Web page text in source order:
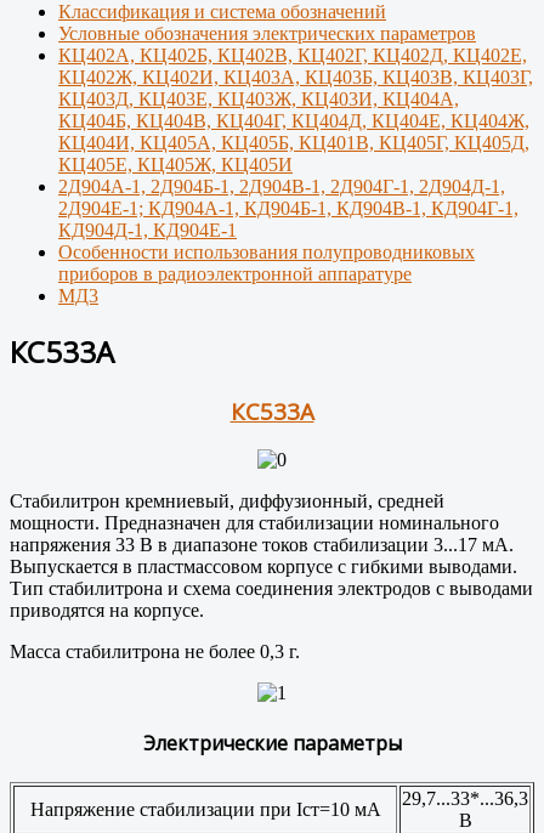
Классификация и система обозначений
Условные обозначения электрических параметров
КЦ402А, КЦ402Б, КЦ402В, КЦ402Г, КЦ402Д, КЦ402Е,
КЦ402Ж, КЦ402И, КЦ403А, КЦ403Б, КЦ403В, КЦ403Г,
КЦ403Д, КЦ403Е, КЦ403Ж, КЦ403И, КЦ404А,
КЦ404Б, КЦ404В, КЦ404Г, КЦ404Д, КЦ404Е, КЦ404Ж,
КЦ404И, КЦ405А, КЦ405Б, КЦ401В, КЦ405Г, КЦ405Д,
КЦ405Е, КЦ405Ж, КЦ405И
2Д904А-1, 2Д904Б-1, 2Д904В-1, 2Д904Г-1, 2Д904Д-1,
2Д904Е-1; КД904А-1, КД904Б-1, КД904В-1, КД904Г-1,
КД904Д-1, КД904Е-1
Особенности использования полупроводниковых
приборов в радиоэлектронной аппаратуре
МД3
КС533А
КС533А
Стабилитрон кремниевый, диффузионный, средней
мощности. Предназначен для стабилизации номинального
напряжения 33 В в диапазоне токов стабилизации 3...17 мА.
Выпускается в пластмассовом корпусе с гибкими выводами.
Тип стабилитрона и схема соединения электродов с выводами
приводятся на корпусе.
Масса стабилитрона не более 0,3 г.
Электрические параметры
Напряжение стабилизации при Iст=10 мА
29,7...33*...36,3
В